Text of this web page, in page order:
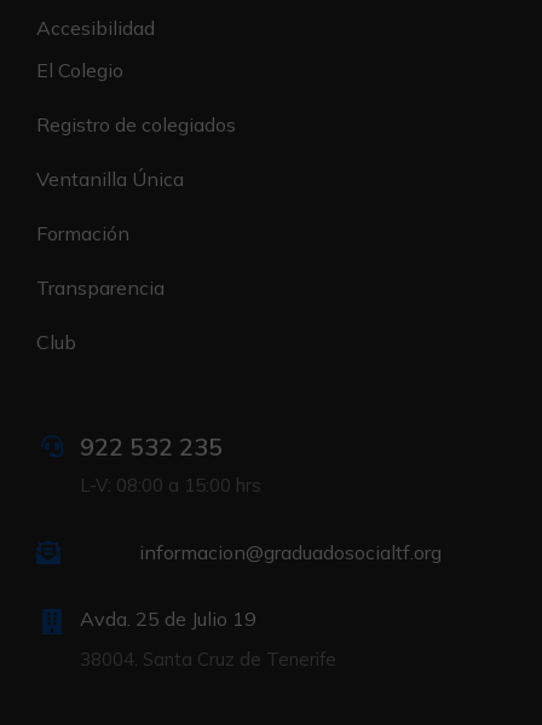
Accesibilidad
El Colegio
Registro de colegiados
Ventanilla Única
Formación
Transparencia
Club
922 532 235
L-V: 08:00 a 15:00 hrs
informacion@graduadosocialtf.org
Avda. 25 de Julio 19
38004. Santa Cruz de Tenerife